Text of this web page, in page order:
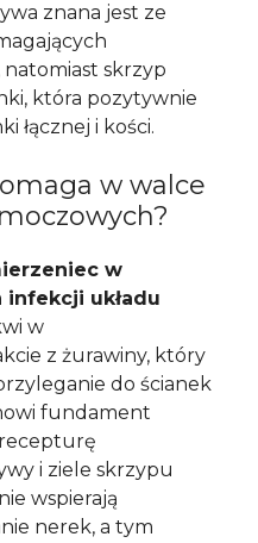
znana jest ze
skrzyp
która pozytywnie
łącznej i kości.
w walce
w
układu
w
z żurawiny, który
do ścianek
fundament
i ziele skrzypu
wspierają
nerek, a tym